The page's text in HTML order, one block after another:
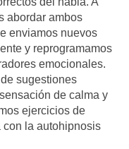
abordar ambos
enviamos nuevos
y reprogramamos
emocionales.
sugestiones
de calma y
ejercicios de
con la autohipnosis